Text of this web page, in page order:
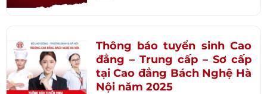
Thông báo tuyển sinh Cao
đẳng – Trung cấp – Sơ cấp
tại Cao đẳng Bách Nghệ Hà
Nội năm 2025